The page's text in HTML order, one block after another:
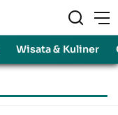
Wisata & Kuliner